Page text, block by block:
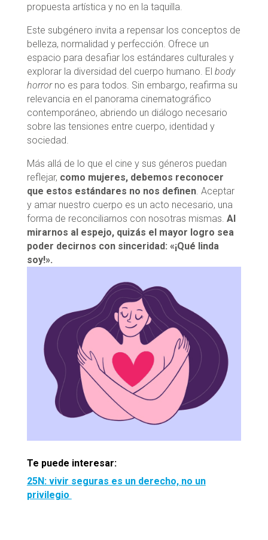
propuesta artística y no en la taquilla.
Este subgénero invita a repensar los conceptos de
belleza, normalidad y perfección. Ofrece un
espacio para desafiar los estándares culturales y
explorar la diversidad del cuerpo humano. El body
horrorno es para todos. Sin embargo, reafirma su
relevancia en el panorama cinematográfico
contemporáneo, abriendo un diálogo necesario
sobre las tensiones entre cuerpo, identidad y
sociedad.
Más allá de lo que el cine y sus géneros puedan
reflejar, como mujeres, debemos reconocer
que estos estándares no nos definen. Aceptar
y amar nuestro cuerpo es un acto necesario, una
forma de reconciliarnos con nosotras mismas. Al
mirarnos al espejo, quizás el mayor logro sea
poder decirnos con sinceridad: «¡Qué linda
soy!».
Te puede interesar:
25N: vivir seguras es un derecho, no un
privilegio